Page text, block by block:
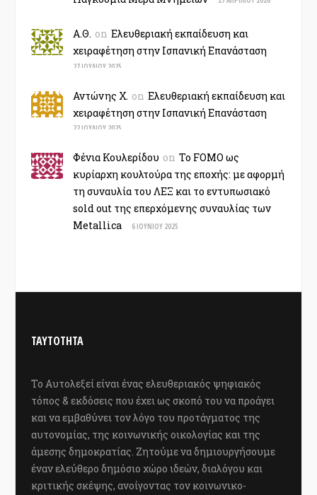
Α.Θ. on Ελευθεριακή εκπαίδευση και
χειραφέτηση στην Ισπανική Επανάσταση
27 ΙΟΥΛΊΟΥ 2025
Αντώνης Χ. on Ελευθεριακή εκπαίδευση και
χειραφέτηση στην Ισπανική Επανάσταση
22 ΙΟΥΛΊΟΥ 2025
Φένια Κουλερίδου on Το FOMO ως
κυρίαρχη κουλτούρα της εποχής: με αφορμή
τη συναυλία του ΛΕΞ και το εντυπωσιακό
sold out της επερχόμενης συναυλίας των
Metallica
6 ΙΟΥΝΊΟΥ 2025
ΤΑΥΤΟΤΗΤΑ
Το Αυτολεξεί είναι ένας ελευθεριακός ψηφιακός
τόπος & εκδόσεις που έχει ως σκοπό του να προάγει
και να εμβαθύνει τον λόγο του προτάγματος της
αυτονομίας, της κοινωνικής οικολογίας και της
άμεσης δημοκρατίας. Ζητούμε να δημιουργήσουμε
έναν ελεύθερο δημόσιο χώρο ιδεών, διαλόγου και
κριτικής σκέψης, ανοίγοντας τον κοινωνικο-